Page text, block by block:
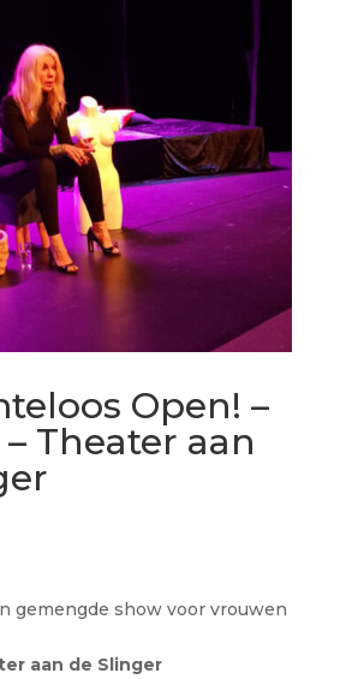
Open! –
Theater aan
gemengde show voor vrouwen
aan de Slinger